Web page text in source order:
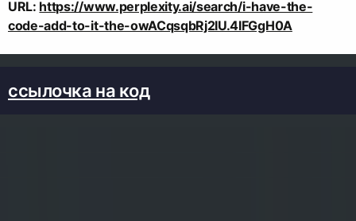
URL: https://www.perplexity.ai/search/i-have-the-
code-add-to-it-the-owACqsqbRj2IU.4IFGgH0A
ссылочка на код